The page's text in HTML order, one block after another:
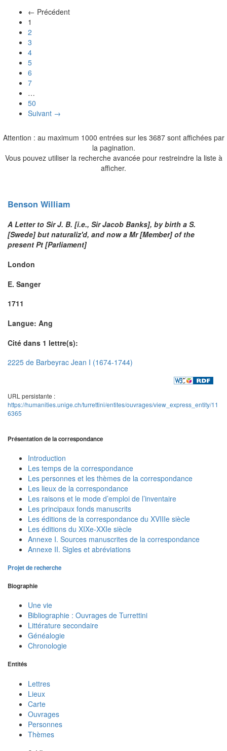
← Précédent
1
2
3
4
5
6
7
…
50
Suivant →
Attention : au maximum 1000 entrées sur les 3687 sont affichées par
la pagination.
Vous pouvez utiliser la recherche avancée pour restreindre la liste à
afficher.
Benson William
A Letter to Sir J. B. [i.e., Sir Jacob Banks], by birth a S.
[Swede] but naturaliz'd, and now a Mr [Member] of the
present Pt [Parliament]
London
E. Sanger
1711
Langue: Ang
Cité dans 1 lettre(s):
2225 de Barbeyrac Jean I (1674-1744)
URL persistante :
https://humanities.unige.ch/turrettini/entites/ouvrages/view_express_entity/11
6365
Présentation de la correspondance
Introduction
Les temps de la correspondance
Les personnes et les thèmes de la correspondance
Les lieux de la correspondance
Les raisons et le mode d’emploi de l’inventaire
Les principaux fonds manuscrits
Les éditions de la correspondance du XVIIIe siècle
Les éditions du XIXe-XXIe siècle
Annexe I. Sources manuscrites de la correspondance
Annexe II. Sigles et abréviations
Projet de recherche
Biographie
Une vie
Bibliographie : Ouvrages de Turrettini
Littérature secondaire
Généalogie
Chronologie
Entités
Lettres
Lieux
Carte
Ouvrages
Personnes
Thèmes